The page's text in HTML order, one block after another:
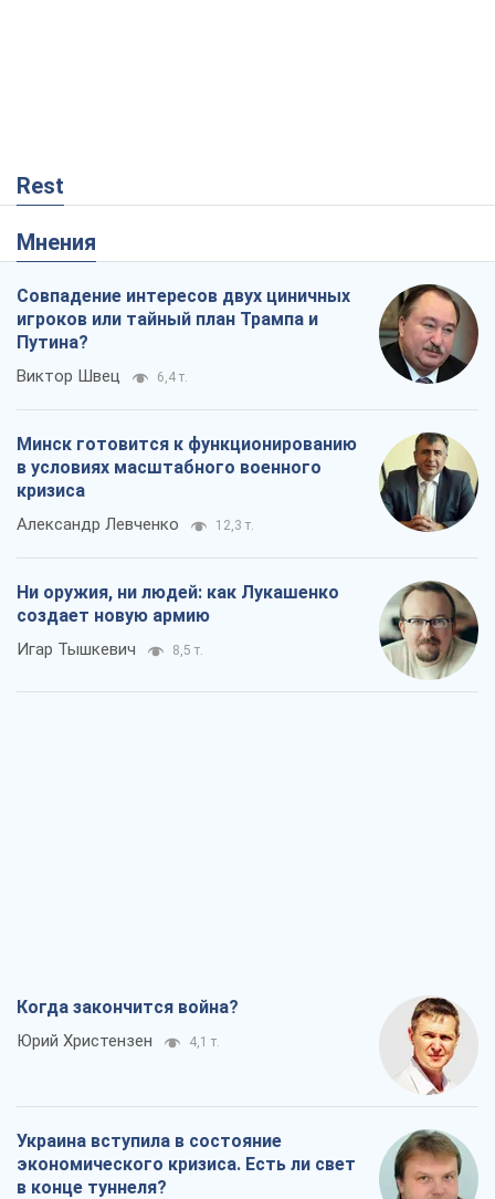
Rest
Мнения
Совпадение интересов двух циничных
игроков или тайный план Трампа и
Путина?
Виктор Швец 6,4 т.
Минск готовится к функционированию
в условиях масштабного военного
кризиса
Александр Левченко 12,3 т.
Ни оружия, ни людей: как Лукашенко
создает новую армию
Игар Тышкевич 8,5 т.
Когда закончится война?
Юрий Христензен 4,1 т.
Украина вступила в состояние
экономического кризиса. Есть ли свет
в конце туннеля?